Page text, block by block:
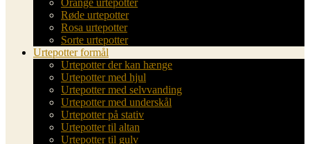
Orange urtepotter
Røde urtepotter
Rosa urtepotter
Sorte urtepotter
Urtepotter formål
Urtepotter der kan hænge
Urtepotter med hjul
Urtepotter med selvvanding
Urtepotter med underskål
Urtepotter på stativ
Urtepotter til altan
Urtepotter til gulv